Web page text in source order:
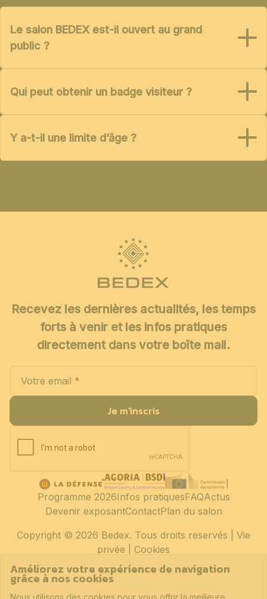
Le salon BEDEX est-il ouvert au grand
public ?
Qui peut obtenir un badge visiteur ?
Y a-t-il une limite d’âge ?
Recevez les dernières actualités, les temps
forts à venir et les infos pratiques
directement dans votre boîte mail.
Je m'inscris
Copyright © 2026 Bedex. Tous droits reservés | Vie
privée
Cookies
Programme 2026Infos pratiquesFAQActus
Devenir exposantContactPlan du salon
Améliorez votre expérience de navigation
grâce à nos cookies
Nous utilisons des cookies pour vous offrir la meilleure